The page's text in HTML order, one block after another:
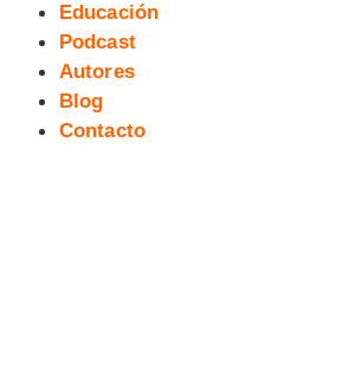
Educación
Podcast
Autores
Blog
Contacto